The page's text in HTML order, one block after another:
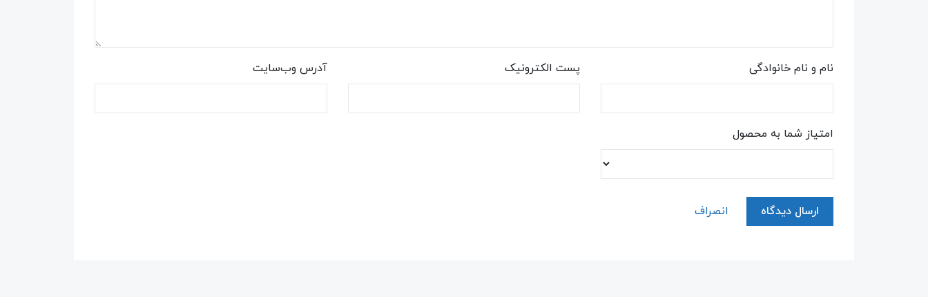
نام و نام خانوادگی پست الکترونیک آدرس وب‌سایت
امتیاز شما به محصول
ارسال دیدگاه انصراف